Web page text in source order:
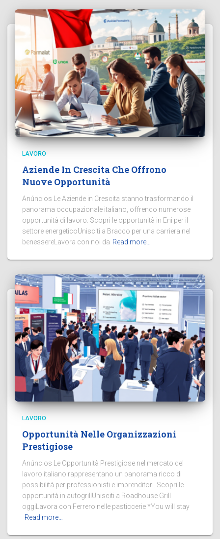
LAVORO
Aziende In Crescita Che Offrono
Nuove Opportunità
Anúncios Le Aziende in Crescita stanno trasformando il
panorama occupazionale italiano, offrendo numerose
opportunità di lavoro. Scopri le opportunità in Eni per il
settore energeticoUnisciti a Bracco per una carriera nel
benessereLavora con noi da Read more…
LAVORO
Opportunità Nelle Organizzazioni
Prestigiose
Anúncios Le Opportunità Prestigiose nel mercato del
lavoro italiano rappresentano un panorama ricco di
possibilità per professionisti e imprenditori. Scopri le
opportunità in autogrillUnisciti a Roadhouse Grill
oggiLavora con Ferrero nelle pasticcerie *You will stay
Read more…